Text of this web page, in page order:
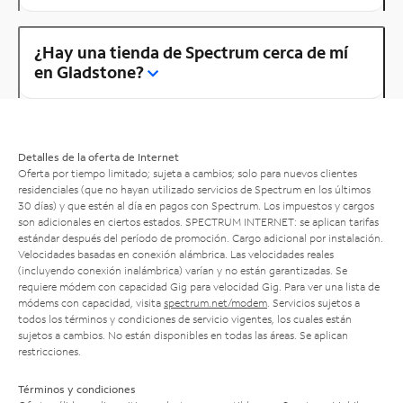
¿Hay una tienda de Spectrum cerca de mí
en Gladstone?
Detalles de la oferta de Internet
Oferta por tiempo limitado; sujeta a cambios; solo para nuevos clientes
residenciales (que no hayan utilizado servicios de Spectrum en los últimos
30 días) y que estén al día en pagos con Spectrum. Los impuestos y cargos
son adicionales en ciertos estados. SPECTRUM INTERNET: se aplican tarifas
estándar después del período de promoción. Cargo adicional por instalación.
Velocidades basadas en conexión alámbrica. Las velocidades reales
(incluyendo conexión inalámbrica) varían y no están garantizadas. Se
requiere módem con capacidad Gig para velocidad Gig. Para ver una lista de
módems con capacidad, visita spectrum.net/modem . Servicios sujetos a
todos los términos y condiciones de servicio vigentes, los cuales están
sujetos a cambios. No están disponibles en todas las áreas. Se aplican
restricciones.
Términos y condiciones